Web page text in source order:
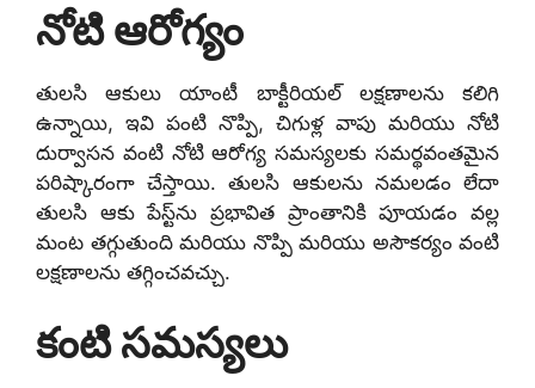
నోటి ఆరోగ్యం
తులసి ఆకులు యాంటీ బాక్టీరియల్ లక్షణాలను కలిగి
ఉన్నాయి, ఇవి పంటి నొప్పి, చిగుళ్ల వాపు మరియు నోటి
దుర్వాసన వంటి నోటి ఆరోగ్య సమస్యలకు సమర్థవంతమైన
పరిష్కారంగా చేస్తాయి. తులసి ఆకులను నమలడం లేదా
తులసి ఆకు పేస్ట్‌ను ప్రభావిత ప్రాంతానికి పూయడం వల్ల
మంట తగ్గుతుంది మరియు నొప్పి మరియు అసౌకర్యం వంటి
లక్షణాలను తగ్గించవచ్చు.
కంటి సమస్యలు